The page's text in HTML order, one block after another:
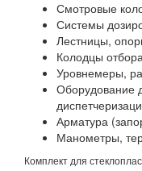
Смотровые
Системы
Лестницы,
Колодцы
Уровнемеры,
Оборудование
Арматура
Манометры,
Комплект для